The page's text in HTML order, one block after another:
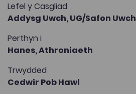
Lefel y Casgliad
Addysg Uwch,UG/Safon Uwch
Perthyn i
Hanes,Athroniaeth
Trwydded
Cedwir Pob Hawl